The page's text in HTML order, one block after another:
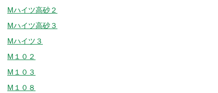
Mハイツ高砂２
Mハイツ高砂３
Mハイツ３
M１０２
M１０３
M１０８